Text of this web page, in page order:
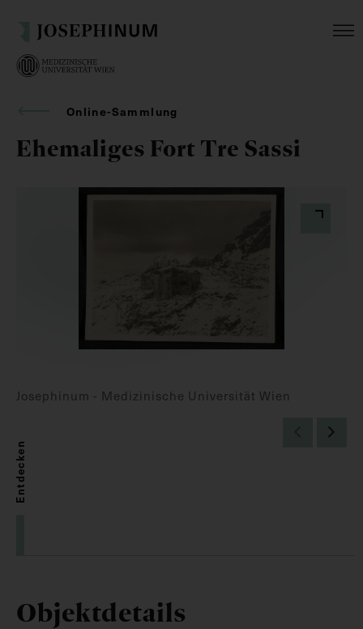
Online-Sammlung
Ehemaliges Fort Tre Sassi
Josephinum - Medizinische Universität Wien
Entdecken
Objektdetails